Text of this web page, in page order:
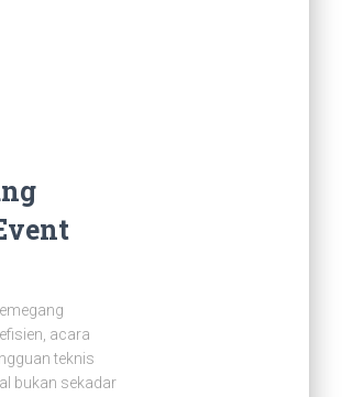
acara
teknis
bukan sekadar